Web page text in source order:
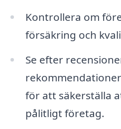
Kontrollera om
försäkring och
Se efter
för att säkerställa
pålitligt företag.